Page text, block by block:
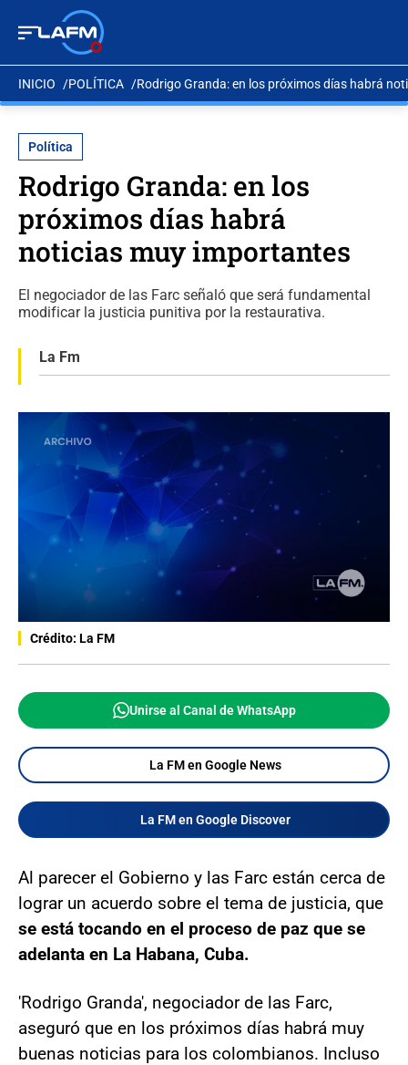
INICIO POLÍTICA Rodrigo Granda: en los próximos días habrá
Política
Rodrigo Granda: en los
próximos días habrá
noticias muy importantes
El negociador de las Farc señaló que será fundamental
modificar la justicia punitiva por la restaurativa.
La Fm
Crédito: La FM
Unirse al Canal de WhatsApp
La FM en Google News
La FM en Google Discover
Al parecer el Gobierno y las Farc están cerca de
lograr un acuerdo sobre el tema de justicia, que
se está tocando en el proceso de paz que se
adelanta en La Habana, Cuba.
'Rodrigo Granda', negociador de las Farc,
aseguró que en los próximos días habrá muy
buenas noticias para los colombianos. Incluso